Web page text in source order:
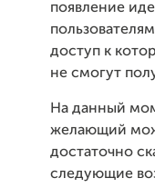
появление
доступ к
не смогут
На данный
желающий
достаточно
следующие